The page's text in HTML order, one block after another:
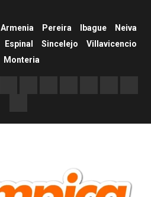
Armenia Pereira Ibague
Neiva
Espinal Sincelejo
Villavicencio
Monteria